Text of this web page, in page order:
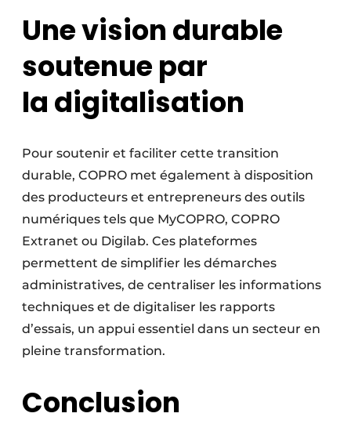
Une vision durable
soutenue par
la digitalisation
Pour soutenir et faciliter cette transition
durable, COPRO met également à disposition
des producteurs et entrepreneurs des outils
numériques tels que MyCOPRO, COPRO
Extranet ou Digilab. Ces plateformes
permettent de simplifier les démarches
administratives, de centraliser les informations
techniques et de digitaliser les rapports
d’essais, un appui essentiel dans un secteur en
pleine transformation.
Conclusion